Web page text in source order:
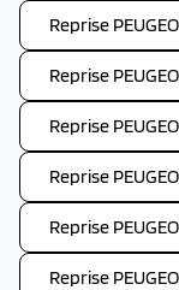
Reprise
Reprise
Reprise
Reprise
Reprise
Reprise